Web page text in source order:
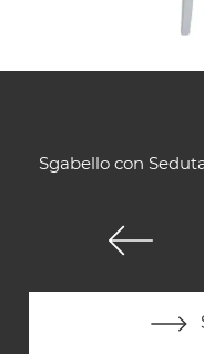
Sgabello con